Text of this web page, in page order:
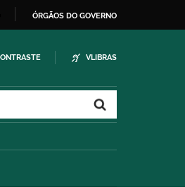
ÓRGÃOS DO GOVERNO
VLIBRAS